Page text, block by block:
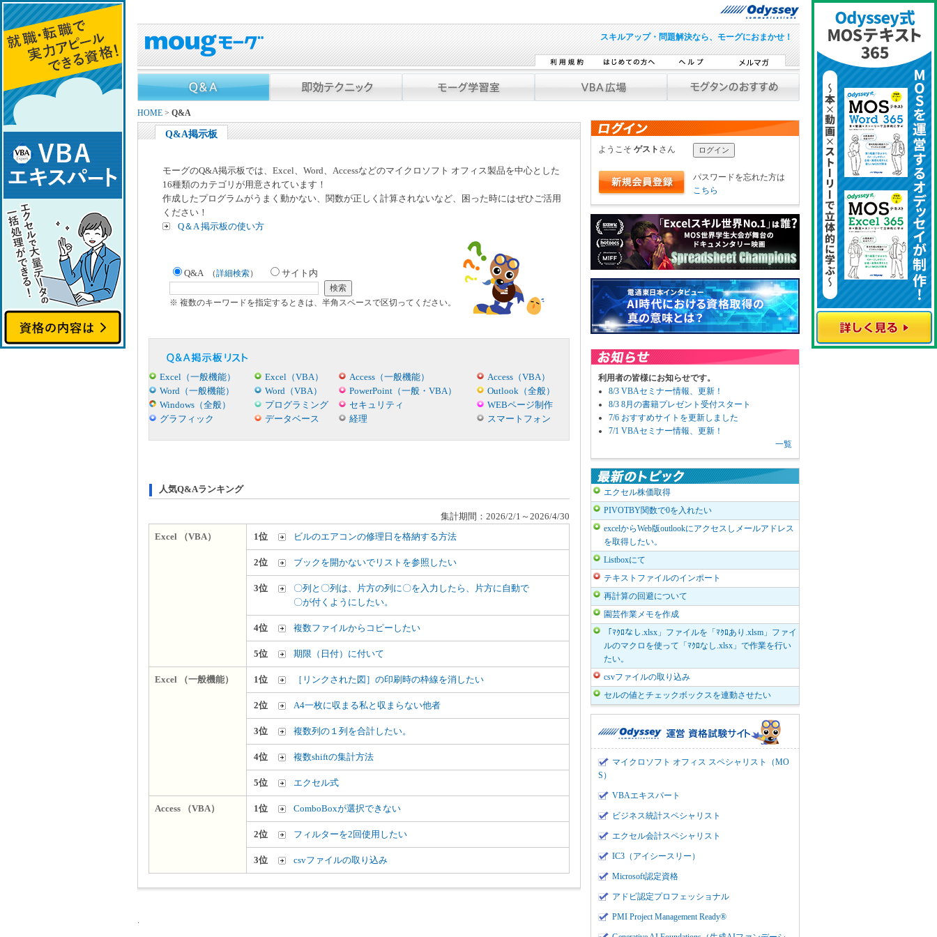
スキルアップ・問題解決なら、モーグにおまかせ！
HOME > Q&A
Q&A掲示板
モーグのQ&A掲示板では、Excel、Word、Accessなどのマイクロソフト オフィス製品を中心とした
16種類のカテゴリが用意されています！
作成したプログラムがうまく動かない、関数が正しく計算されないなど、困った時にはぜひご活用
ください！
Q＆A 掲示板の使い方
Q&A （詳細検索） サイト内
※ 複数のキーワードを指定するときは、半角スペースで区切ってください。
Excel（一般機能） Excel（VBA） Access（一般機能）
Access（VBA）
Word（一般機能）
Word（VBA） PowerPoint（一般・VBA）
Outlook（全般）
Windows（全般）
プログラミング セキュリティ
WEBページ制作
グラフィック
データベース 経理 スマートフォン
人気Q&Aランキング
集計期間：2026/2/1～2026/4/30
Excel （VBA）
1位 ビルのエアコンの修理日を格納する方法
2位 ブックを開かないでリストを参照したい
3位
〇列と〇列は、片方の列に〇を入力したら、片方に自動で
〇が付くようにしたい。
4位 複数ファイルからコピーしたい
5位 期限（日付）に付いて
Excel （一般機能） 1位 ［リンクされた図］の印刷時の枠線を消したい
2位 A4一枚に収まる私と収まらない他者
3位 複数列の１列を合計したい。
4位 複数shiftの集計方法
5位 エクセル式
Access （VBA） 1位 ComboBoxが選択できない
2位 フィルターを2回使用したい
3位 csvファイルの取り込み
ようこそ ゲスト さん
パスワードを忘れた方は
こちら
利用者の皆様にお知らせです。
8/3 VBAセミナー情報、更新！
8/3 8月の書籍プレゼント受付スタート
7/6 おすすめサイトを更新しました
7/1 VBAセミナー情報、更新！
一覧
エクセル株価取得
PIVOTBY関数で0を入れたい
excelからWeb版outlookにアクセスしメールアドレス
を取得したい。
Listboxにて
テキストファイルのインポート
再計算の回避について
園芸作業メモを作成
「ﾏｸﾛなし.xlsx」ファイルを「ﾏｸﾛあり.xlsm」ファイ
ルのマクロを使って「ﾏｸﾛなし.xlsx」で作業を行い
たい。
csvファイルの取り込み
セルの値とチェックボックスを連動させたい
マイクロソフト オフィス スペシャリスト（MO
S）
VBAエキスパート
ビジネス統計スペシャリスト
エクセル会計スペシャリスト
IC3（アイシースリー）
Microsoft認定資格
アドビ認定プロフェッショナル
PMI Project Management Ready®